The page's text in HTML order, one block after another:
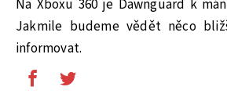
Na Xboxu 360 je Dawnguard k
Jakmile budeme vědět něco
informovat.